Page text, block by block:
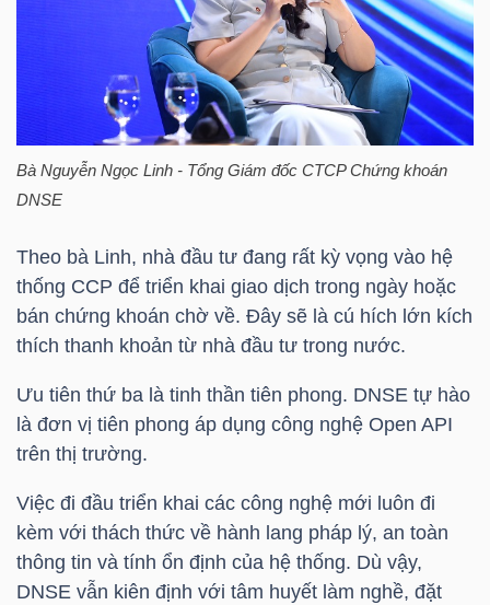
Bà Nguyễn Ngọc Linh - Tổng Giám đốc CTCP Chứng khoán
DNSE
Theo bà Linh, nhà đầu tư đang rất kỳ vọng vào hệ
thống CCP để triển khai giao dịch trong ngày hoặc
bán chứng khoán chờ về. Đây sẽ là cú hích lớn kích
thích thanh khoản từ nhà đầu tư trong nước.
Ưu tiên thứ ba là tinh thần tiên phong. DNSE tự hào
là đơn vị tiên phong áp dụng công nghệ Open API
trên thị trường.
Việc đi đầu triển khai các công nghệ mới luôn đi
kèm với thách thức về hành lang pháp lý, an toàn
thông tin và tính ổn định của hệ thống. Dù vậy,
DNSE vẫn kiên định với tâm huyết làm nghề, đặt
vụ
(-)
Đào
tạo
Sách
chính